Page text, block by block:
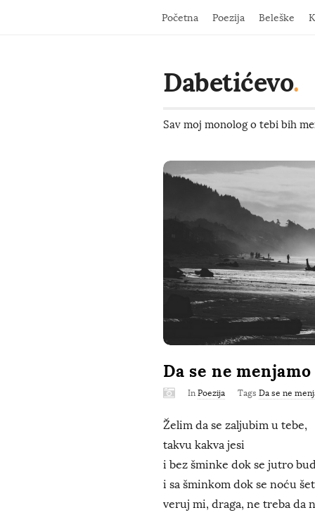
Početna Poezija Beleške
Dabetićevo.
Sav moj monolog o tebi bih
Da se ne menjamo
In Poezija Tags Da se ne
Želim da se zaljubim u tebe,
takvu kakva jesi
i bez šminke dok se jutro
i sa šminkom dok se noću
veruj mi, draga, ne treba da